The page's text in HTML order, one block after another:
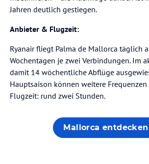
Jahren deutlich gestiegen.
Anbieter & Flugzeit:
Ryanair fliegt Palma de Mallorca täglich
Wochentagen je zwei Verbindungen. Im
damit 14 wöchentliche Abflüge
Hauptsaison können weitere
Flugzeit: rund zwei Stunden.
Mallorca entdecken